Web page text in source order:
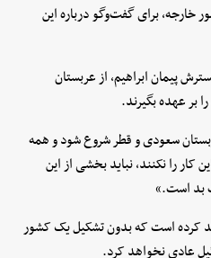
خارجه، برای گفت‌وگو درباره این
پیمان ابراهیم، از عربستان
بر عهده بگیرند.
سعودی و قطر شروع شود و همه
کار را نکنند، نباید بخشی از این
بد است.»
کرده است که بدون تشکیل یک کشور
عادی نخواهد کرد.